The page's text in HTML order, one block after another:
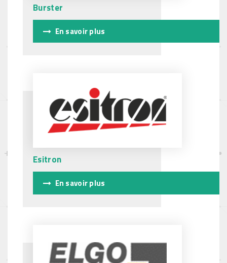
Burster
En savoir plus
Esitron
En savoir plus